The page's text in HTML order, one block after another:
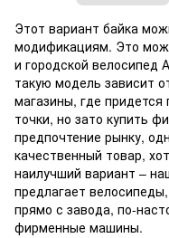
Этот вариант байка
модификациям. Это
и городской
такую модель зависит
магазины, где придется
точки, но зато купить
предпочтение рынку,
качественный товар,
наилучший вариант –
предлагает
прямо с завода, по-
фирменные машины.